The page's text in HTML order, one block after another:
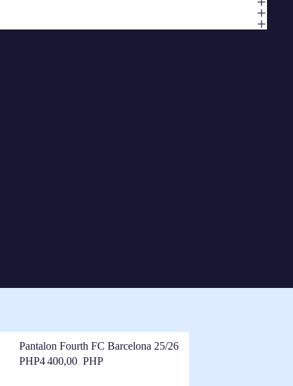
Pantalon Fourth FC Barcelona 25/26
PHP4 400,00 PHP